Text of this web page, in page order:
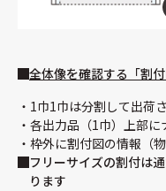
全体像を確認する「割
1巾1巾は分割して出荷
各出力品（1巾）上部
枠外に割付図の情報（
フリーサイズの割付は
ります